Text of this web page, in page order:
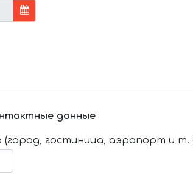
данные
гостиница, аэропорт и т.